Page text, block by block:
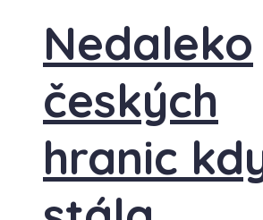
Nedaleko
českých
hranic